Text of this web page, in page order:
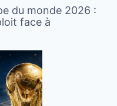
du monde 2026 :
face à